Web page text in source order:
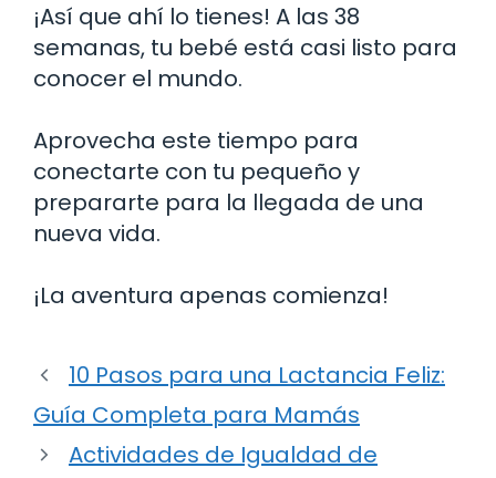
¡Así que ahí lo tienes! A las 38
semanas, tu bebé está casi listo para
conocer el mundo.
Aprovecha este tiempo para
conectarte con tu pequeño y
prepararte para la llegada de una
nueva vida.
¡La aventura apenas comienza!
10 Pasos para una Lactancia Feliz:
Guía Completa para Mamás
Actividades de Igualdad de